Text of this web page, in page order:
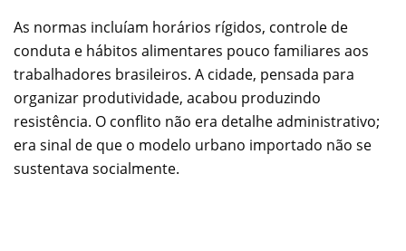
As normas incluíam horários rígidos, controle de
conduta e hábitos alimentares pouco familiares aos
trabalhadores brasileiros. A cidade, pensada para
organizar produtividade, acabou produzindo
resistência. O conflito não era detalhe administrativo;
era sinal de que o modelo urbano importado não se
sustentava socialmente.